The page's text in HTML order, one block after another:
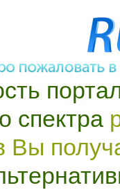
спектра
Вы